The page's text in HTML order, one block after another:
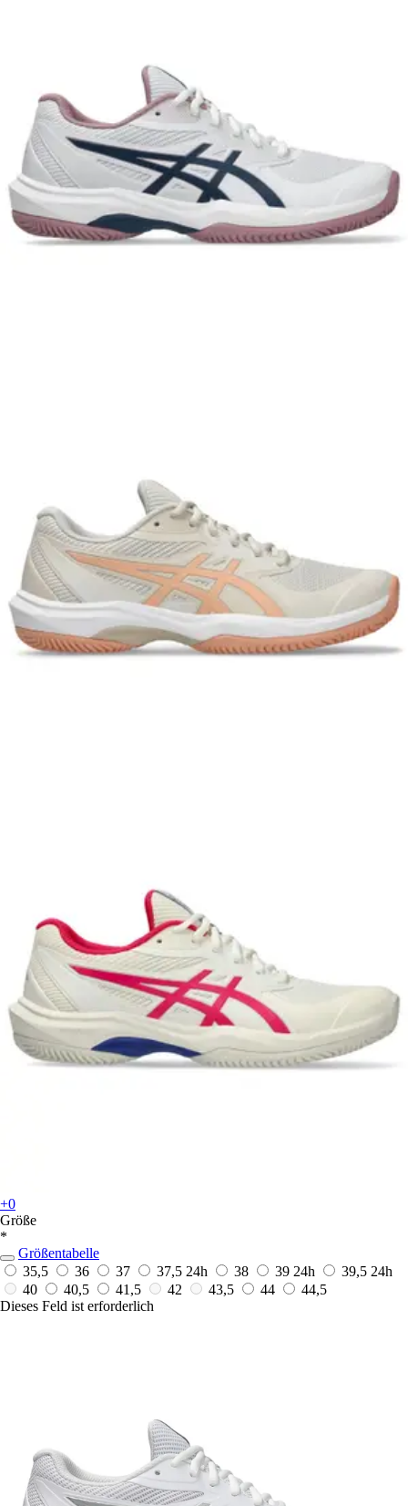
+0
Größe
*
Größentabelle
35,5
36 37 37,5 24h 38 39 24h 39,5 24h
40
40,5 41,5 42 43,5 44
44,5
Dieses Feld ist erforderlich